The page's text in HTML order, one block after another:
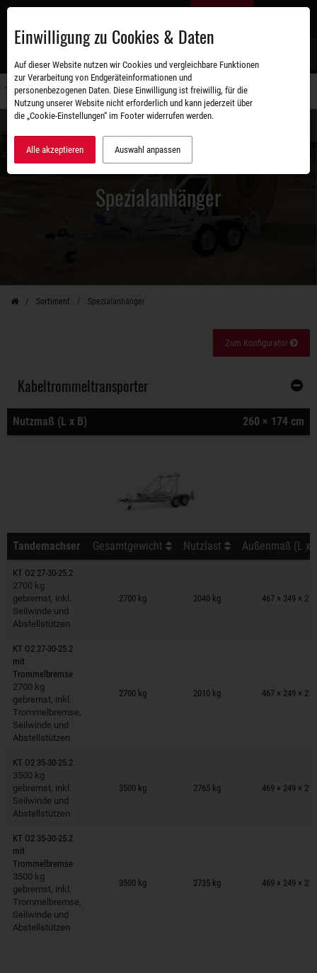
Zum
Spezialanhänger
Sortiment Spezialanhänger
Zum Konfigurator
Kabeltrommeltransporter
Nutzmaß (L x B) 260 × 174 cm
Tandemachser Gesamtgewicht Nutzlast Außenmaß (L x
KT O2 27-30-25.2
2700 kg
gebremst, inkl.
Seilwinde und
Abstellstützen
2700 kg 2040 kg 467 × 249 ×
Anhänger auf Merkzettel
KT O2 27-30-25.2
mit
Trommelbremse
2700 kg
gebremst, inkl.
Trommelbremse,
Seilwinde und
Abstellstützen
2700 kg 2010 kg 467 × 249 ×
Anhänger auf Merkzettel
KT O2 35-30-25.2
3500 kg
gebremst, inkl.
Seilwinde und
Abstellstützen
3500 kg 2765 kg 469 × 249 ×
Anhänger auf Merkzettel
KT O2 35-30-25.2
mit
Trommelbremse
3500 kg
gebremst, inkl.
Trommelbremse,
Seilwinde und
Abstellstützen
3500 kg 2735 kg 469 × 249 ×
Anhänger auf Merkzettel
Einwilligung zu Cookies & Daten
Auf dieser Website nutzen wir Cookies und vergleichbare Funktionen
zur Verarbeitung von Endgeräteinformationen und
personenbezogenen Daten. Diese Einwilligung ist freiwillig, für die
Nutzung unserer Website nicht erforderlich und kann jederzeit über
die „Cookie-Einstellungen“ im Footer widerrufen werden.
Alle akzeptieren Auswahl anpassen